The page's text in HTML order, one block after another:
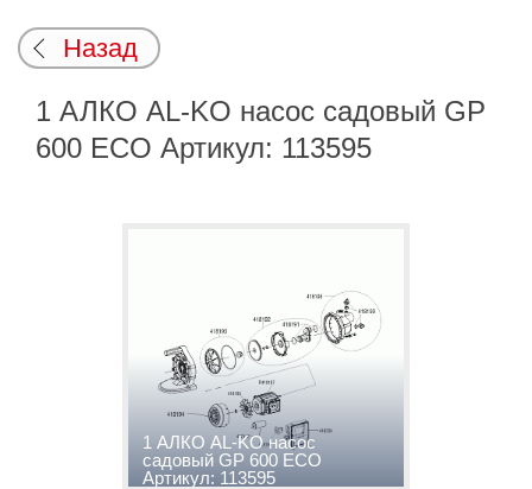
Назад
1 АЛКО AL-KO насос садовый GP
600 ECO Артикул: 113595
1 АЛКО AL-KO насос
садовый GP 600 ECO
Артикул: 113595